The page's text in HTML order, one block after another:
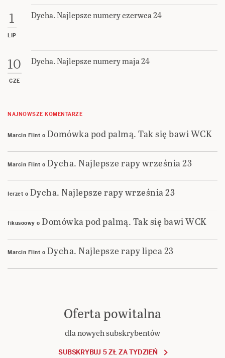
1
LIP
Dycha. Najlepsze numery czerwca 24
10
CZE
Dycha. Najlepsze numery maja 24
NAJNOWSZE KOMENTARZE
Marcin Flint o Domówka pod palmą. Tak się bawi WCK
Marcin Flint o Dycha. Najlepsze rapy września 23
Ierzet o Dycha. Najlepsze rapy września 23
fikusoowy o Domówka pod palmą. Tak się bawi WCK
Marcin Flint o Dycha. Najlepsze rapy lipca 23
Oferta powitalna
dla nowych subskrybentów
SUBSKRYBUJ 5 ZŁ ZA TYDZIEŃ